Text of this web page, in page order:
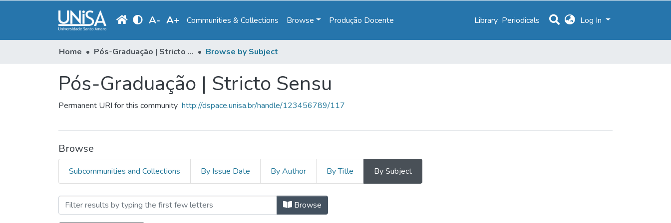
A- A+ Communities & Collections Browse Produção Docente Library Periodicals Log In
Home Pós-Graduação | Stricto Sensu Browse by Subject
Pós-Graduação | Stricto Sensu
Permanent URI for this community http://dspace.unisa.br/handle/123456789/117
Browse
Subcommunities and Collections By Issue Date By Author By Title By Subject
Browsing Pós-Graduação | Stricto Sensu by Subject "Aborto"
Browse